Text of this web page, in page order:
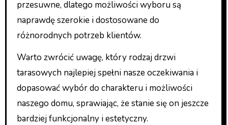
przesuwne, dlatego możliwości wyboru są
naprawdę szerokie i dostosowane do
różnorodnych potrzeb klientów.
Warto zwrócić uwagę, który rodzaj drzwi
tarasowych najlepiej spełni nasze oczekiwania i
dopasować wybór do charakteru i możliwości
naszego domu, sprawiając, że stanie się on jeszcze
bardziej funkcjonalny i estetyczny.